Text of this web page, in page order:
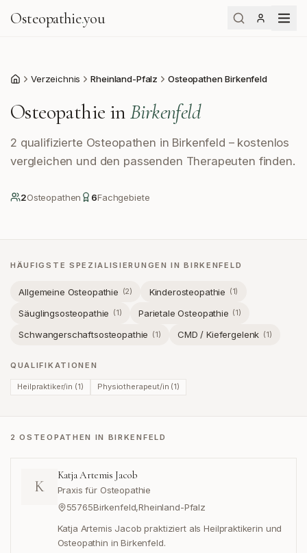
Osteopathie.you
Start Verzeichnis Rheinland-Pfalz Osteopathen Birkenfeld
Osteopathie inBirkenfeld
2 qualifizierte Osteopathen in Birkenfeld – kostenlos
vergleichen und den passenden Therapeuten finden.
2Osteopathen 6Fachgebiete
HÄUFIGSTE SPEZIALISIERUNGEN INBIRKENFELD
Allgemeine Osteopathie (2) Kinderosteopathie (1)
Säuglingsosteopathie (1) Parietale Osteopathie (1)
Schwangerschaftsosteopathie (1) CMD / Kiefergelenk (1)
QUALIFIKATIONEN
Heilpraktiker/in (1) Physiotherapeut/in (1)
2 OSTEOPATHEN IN BIRKENFELD
K
Katja Artemis Jacob
Praxis für Osteopathie
55765Birkenfeld,Rheinland-Pfalz
Katja Artemis Jacob praktiziert als Heilpraktikerin und
Osteopathin in Birkenfeld.